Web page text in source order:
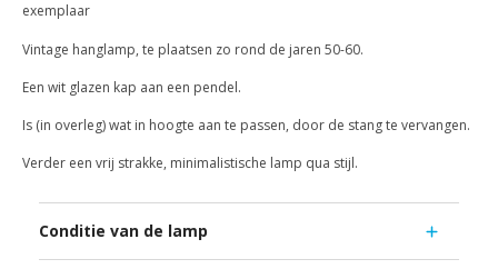
exemplaar
Vintage hanglamp, te plaatsen zo rond de jaren 50-60.
Een wit glazen kap aan een pendel.
Is (in overleg) wat in hoogte aan te passen, door de stang te vervangen.
Verder een vrij strakke, minimalistische lamp qua stijl.
Conditie van de lamp